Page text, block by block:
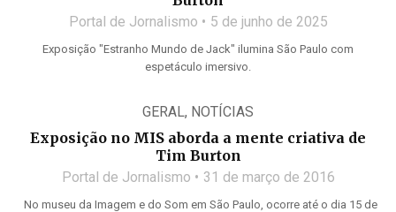
Portal de Jornalismo 5 de junho de 2025
Exposição "Estranho Mundo de Jack" ilumina São Paulo com
espetáculo imersivo.
GERAL, NOTÍCIAS
Exposição no MIS aborda a mente criativa de
Tim Burton
Portal de Jornalismo 31 de março de 2016
No museu da Imagem e do Som em São Paulo, ocorre até o dia 15 de